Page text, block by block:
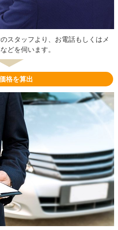
スタッフより、お電話もしくはメ
どを伺います。
格を算出